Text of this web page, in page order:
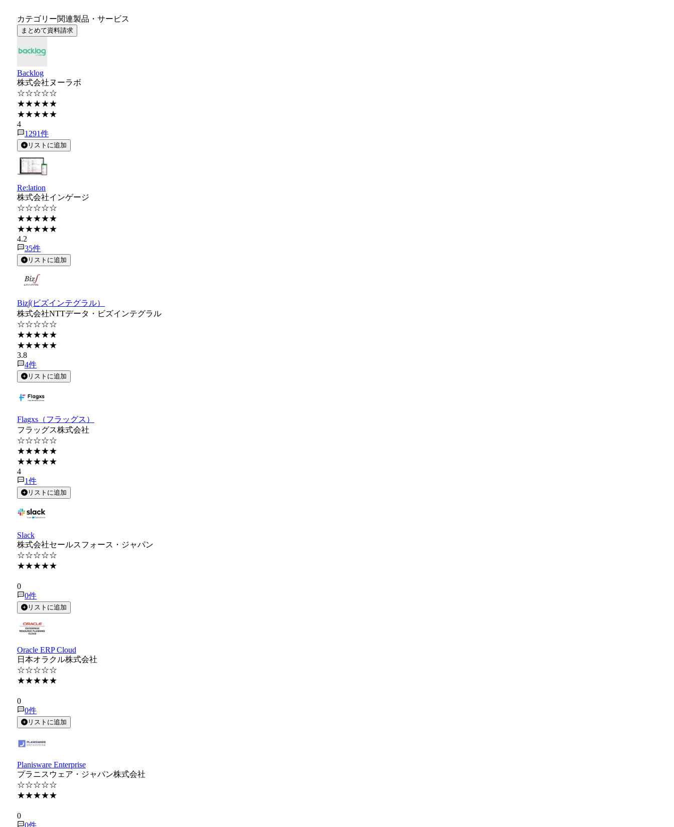
カテゴリー関連製品・サービス
まとめて資料請求
Backlog
株式会社ヌーラボ
☆☆☆☆☆
★★★★★
★★★★★
4
1291件
リストに追加
Re:lation
株式会社インゲージ
☆☆☆☆☆
★★★★★
★★★★★
4.2
35件
リストに追加
Biz∫(ビズインテグラル）
株式会社NTTデータ・ビズインテグラル
☆☆☆☆☆
★★★★★
★★★★★
3.8
4件
リストに追加
Flagxs（フラッグス）
フラッグス株式会社
☆☆☆☆☆
★★★★★
★★★★★
4
1件
リストに追加
Slack
株式会社セールスフォース・ジャパン
☆☆☆☆☆
★★★★★
0
0件
リストに追加
Oracle ERP Cloud
日本オラクル株式会社
☆☆☆☆☆
★★★★★
0
0件
リストに追加
Planisware Enterprise
プラニスウェア・ジャパン株式会社
☆☆☆☆☆
★★★★★
0